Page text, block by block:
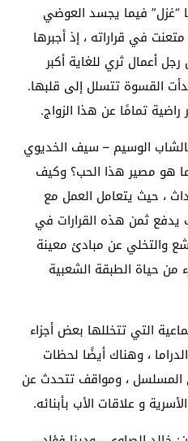
فيما يجسد العوضي
في قراراته ، إذ أجبرها
رجل أعمال ثري للغاية أكبر
القسوة تتسلل إلى قلبها.
تمامًا عن هذا الزواج.
الوسيم – سيف الخديوي
هو مصير هذا الحب؟ وكيف
، حيث يتعامل العمل مع
يدفع ثمن هذه القرارات في
والتخلي عن مبادئ معينة
من حياة الطبقة الشعبية
التي تتخللها بعض أجزاء
، وهناك أيضًا لحظات
، ومواقف تتحدث عن
و علاقات الأب بأبنائه.